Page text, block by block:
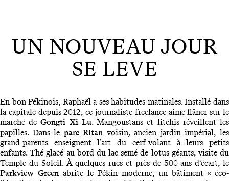
UN NOUVEAU JOUR
SE LEVE
En bon Pékinois, Raphaël a ses habitudes matinales. Installé dans
la capitale depuis 2012, ce journaliste freelance aime flâner sur le
marché de Gongti Xi Lu. Mangoustans et litchis réveillent les
papilles. Dans le parc Ritan voisin, ancien jardin impérial, les
grand-parents enseignent l’art du cerf-volant à leurs petits
enfants. Thé glacé au bord du lac semé de lotus géants, visite du
Temple du Soleil. À quelques rues et près de 500 ans d‘écart, le
Parkview Green abrite le Pékin moderne, un bâtiment « éco-